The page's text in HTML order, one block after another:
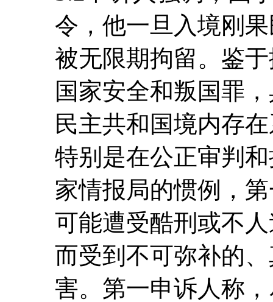
令，他一旦入境刚
被无限期拘留。鉴
国家安全和叛国罪
民主共和国境内存
特别是在公正审判
家情报局的惯例，
可能遭受酷刑或不
而受到不可弥补的
害。第一申诉人称